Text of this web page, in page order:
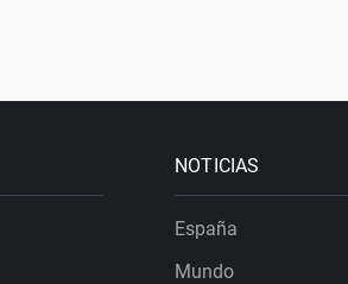
NOTICIAS
España
Mundo